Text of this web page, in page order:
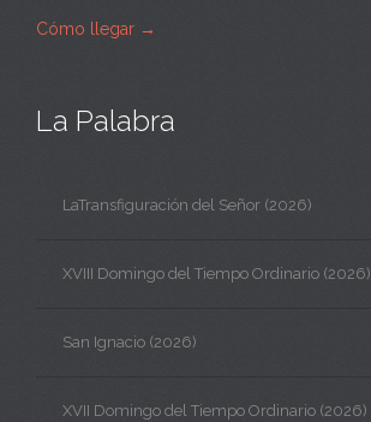
Cómo llegar →
La Palabra
LaTransfiguración del Señor (2026)
XVIII Domingo del Tiempo Ordinario (2026)
San Ignacio (2026)
XVII Domingo del Tiempo Ordinario (2026)